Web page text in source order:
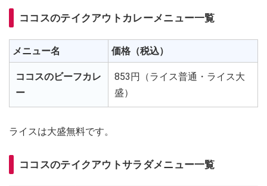
ココスのテイクアウトカレーメニュー一覧
メニュー名 価格（税込）
ココスのビーフカレ
ー
853円（ライス普通・ライス大
盛）
ライスは大盛無料です。
ココスのテイクアウトサラダメニュー一覧